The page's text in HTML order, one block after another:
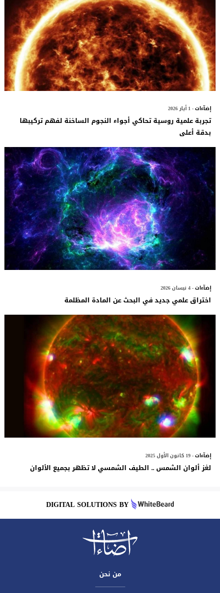
إضآءات- 1 أيار 2026
تجربة علمية روسية تحاكي أجواء النجوم الساخنة لفهم تركيبها
بدقة أعلى
إضآءات- 4 نيسان 2026
اختراق علمي جديد في البحث عن المادة المظلمة
إضآءات- 19 كانون الأول 2025
لغز ألوان الشمس .. الطيف الشمسي لا تظهر بجميع الألوان
DIGITAL SOLUTIONS BY
من نحن